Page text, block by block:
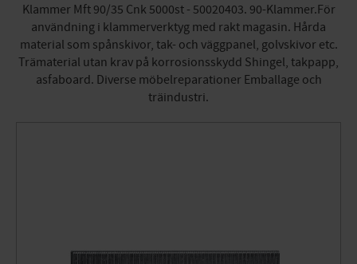
Klammer Mft 90/35 Cnk 5000st - 50020403. 90-Klammer.För
användning i klammerverktyg med rakt magasin. Hårda
material som spånskivor, tak- och väggpanel, golvskivor etc.
Trämaterial utan krav på korrosionsskydd Shingel, takpapp,
asfaboard. Diverse möbelreparationer Emballage och
träindustri.